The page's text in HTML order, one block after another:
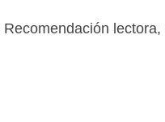
Recomendación lectora,